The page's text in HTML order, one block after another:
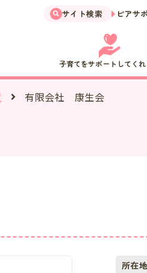
子育てをサポートしてく
サイト検索 ピアサ
有限会社 康生会
所在地